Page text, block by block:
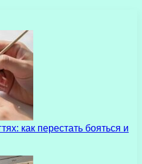
как перестать бояться и